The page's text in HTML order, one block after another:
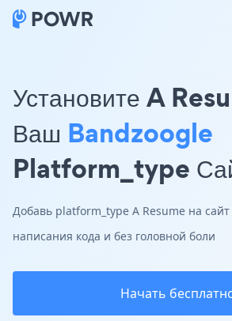
Установите A
Ваш Bandzoogle
Platform_type
Добавь platform_type A Resume на
написания кода и без головной боли
Начать